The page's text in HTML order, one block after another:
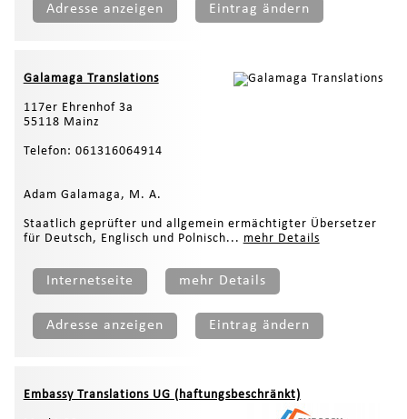
Adresse anzeigen Eintrag ändern
Galamaga Translations
117er Ehrenhof 3a
55118 Mainz
Telefon: 061316064914
Adam Galamaga, M. A.
Staatlich geprüfter und allgemein ermächtigter Übersetzer
für Deutsch, Englisch und Polnisch... mehr Details
Internetseite mehr Details
Adresse anzeigen Eintrag ändern
Embassy Translations UG (haftungsbeschränkt)